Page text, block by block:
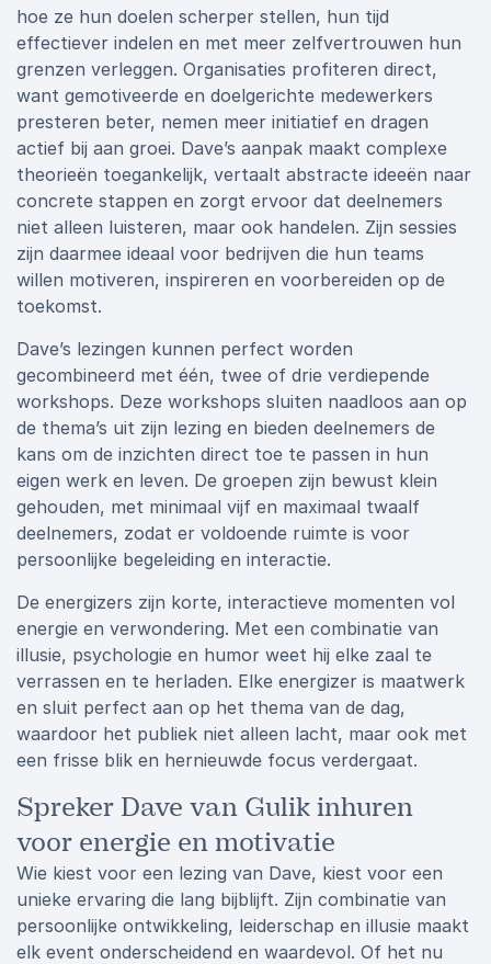
hoe ze hun doelen scherper stellen, hun tijd
effectiever indelen en met meer zelfvertrouwen hun
grenzen verleggen. Organisaties profiteren direct,
want gemotiveerde en doelgerichte medewerkers
presteren beter, nemen meer initiatief en dragen
actief bij aan groei. Dave’s aanpak maakt complexe
theorieën toegankelijk, vertaalt abstracte ideeën naar
concrete stappen en zorgt ervoor dat deelnemers
niet alleen luisteren, maar ook handelen. Zijn sessies
zijn daarmee ideaal voor bedrijven die hun teams
willen motiveren, inspireren en voorbereiden op de
toekomst.
Dave’s lezingen kunnen perfect worden
gecombineerd met één, twee of drie verdiepende
workshops. Deze workshops sluiten naadloos aan op
de thema’s uit zijn lezing en bieden deelnemers de
kans om de inzichten direct toe te passen in hun
eigen werk en leven. De groepen zijn bewust klein
gehouden, met minimaal vijf en maximaal twaalf
deelnemers, zodat er voldoende ruimte is voor
persoonlijke begeleiding en interactie.
De energizers zijn korte, interactieve momenten vol
energie en verwondering. Met een combinatie van
illusie, psychologie en humor weet hij elke zaal te
verrassen en te herladen. Elke energizer is maatwerk
en sluit perfect aan op het thema van de dag,
waardoor het publiek niet alleen lacht, maar ook met
een frisse blik en hernieuwde focus verdergaat.
Spreker Dave van Gulik inhuren
voor energie en motivatie
Wie kiest voor een lezing van Dave, kiest voor een
unieke ervaring die lang bijblijft. Zijn combinatie van
persoonlijke ontwikkeling, leiderschap en illusie maakt
elk event onderscheidend en waardevol. Of het nu